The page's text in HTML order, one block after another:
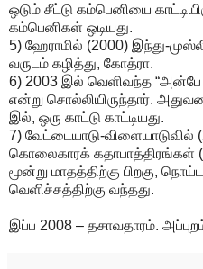
ஒடும் சீட்டு கம்பெனியை
கம்பெனிகள் ஒடியது.
5) ஹேராமில் (2000) இந்து-
வருடம் கழித்து, கோத்ரா.
6) 2003 இல் வெளிவந்த “அன்பே
என்று சொல்லியிருந்தார்.
இல், ஒரு காட்டு காட்டியது.
7) வேட்டையாடு-
கொலைகாரக்
மூன்று மாதத்திற்கு பிறகு,
வெளிச்சத்திற்கு வந்தது.
இப்ப 2008 – தசாவதாரம்.